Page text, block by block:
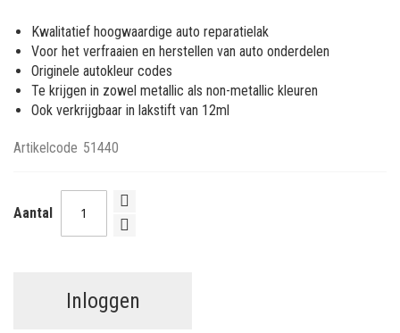
afbeeldingen-
gallerij
Kwalitatief hoogwaardige auto reparatielak
Voor het verfraaien en herstellen van auto onderdelen
Originele autokleur codes
Te krijgen in zowel metallic als non-metallic kleuren
Ook verkrijgbaar in lakstift van 12ml
Artikelcode 51440
Aantal
Inloggen